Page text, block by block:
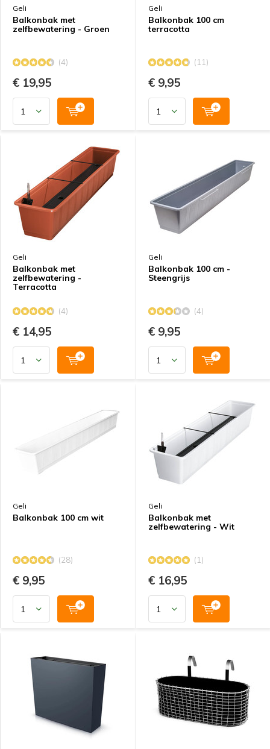
Geli
Balkonbak met
zelfbewatering - Groen
(4)
€ 19,95
Geli
Balkonbak 100 cm
terracotta
(11)
€ 9,95
Geli
Balkonbak met
zelfbewatering -
Terracotta
(4)
€ 14,95
Geli
Balkonbak 100 cm -
Steengrijs
(4)
€ 9,95
Geli
Balkonbak 100 cm wit
(28)
€ 9,95
Geli
Balkonbak met
zelfbewatering - Wit
(1)
€ 16,95